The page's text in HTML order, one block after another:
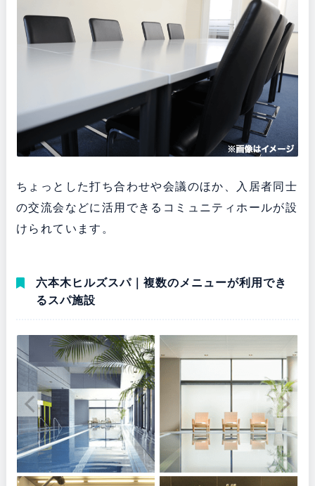
ちょっとした打ち合わせや会議のほか、入居者同士
の交流会などに活用できるコミュニティホールが設
けられています。
六本木ヒルズスパ｜複数のメニューが利用でき
るスパ施設